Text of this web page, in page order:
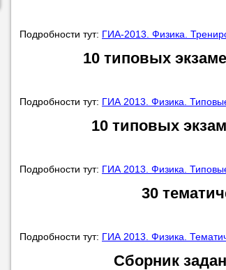
Подробности тут: ГИА-2013. Физика.
10 типовых
Подробности тут: ГИА 2013. Физика.
10 типовых
Подробности тут: ГИА 2013. Физика.
30
Подробности тут: ГИА 2013. Физика.
Сборник